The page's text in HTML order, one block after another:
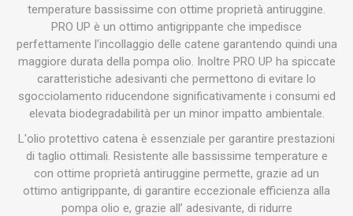
temperature bassissime con ottime proprietà antiruggine.
PRO UP è un ottimo antigrippante che impedisce
perfettamente l’incollaggio delle catene garantendo quindi una
maggiore durata della pompa olio. Inoltre PRO UP ha spiccate
caratteristiche adesivanti che permettono di evitare lo
sgocciolamento riducendone significativamente i consumi ed
elevata biodegradabilità per un minor impatto ambientale.
L'olio protettivo catena è essenziale per garantire prestazioni
di taglio ottimali. Resistente alle bassissime temperature e
con ottime proprietà antiruggine permette, grazie ad un
ottimo antigrippante, di garantire eccezionale efficienza alla
pompa olio e, grazie all’ adesivante, di ridurre